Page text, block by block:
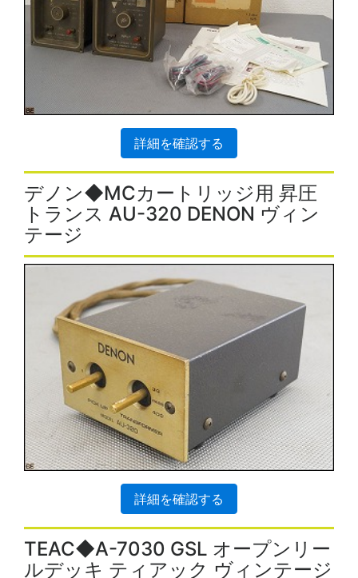
詳細を確認する
デノン◆MCカートリッジ用 昇圧
トランス AU-320 DENON ヴィン
テージ
詳細を確認する
TEAC◆A-7030 GSL オープンリー
ルデッキ ティアック ヴィンテージ